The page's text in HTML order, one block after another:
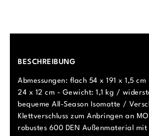
BESCHREIBUNG
Abmessungen: flach 54 x 191 x 1,5
24 x 12 cm - Gewicht: 1,1 kg /
bequeme All-Season Isomatte /
Klettverschluss zum Anbringen an
robustes 600 DEN Außenmaterial